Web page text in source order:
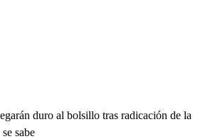
duro al bolsillo tras radicación de la
sabe